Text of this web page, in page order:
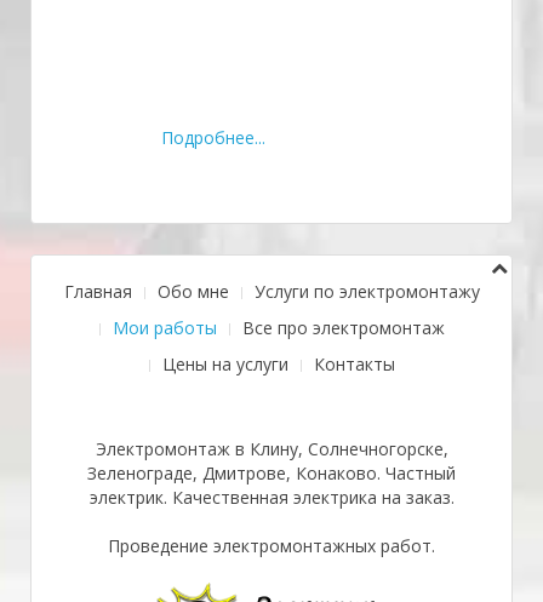
Подробнее...
Главная Обо мне
Услуги по электромонтажу
Мои работы
Все про электромонтаж
Цены на услуги
Контакты
Электромонтаж в Клину, Солнечногорске,
Зеленограде, Дмитрове, Конаково. Частный
электрик. Качественная электрика на заказ.
Проведение электромонтажных работ.